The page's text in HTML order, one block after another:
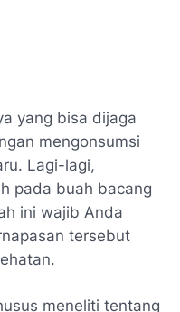
yang bisa dijaga
mengonsumsi
Lagi-lagi,
pada buah bacang
ini wajib Anda
tersebut
meneliti tentang